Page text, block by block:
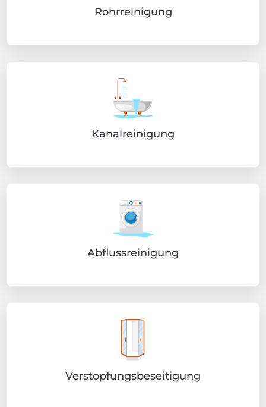
Rohrreinigung
Kanalreinigung
Abflussreinigung
Verstopfungsbeseitigung